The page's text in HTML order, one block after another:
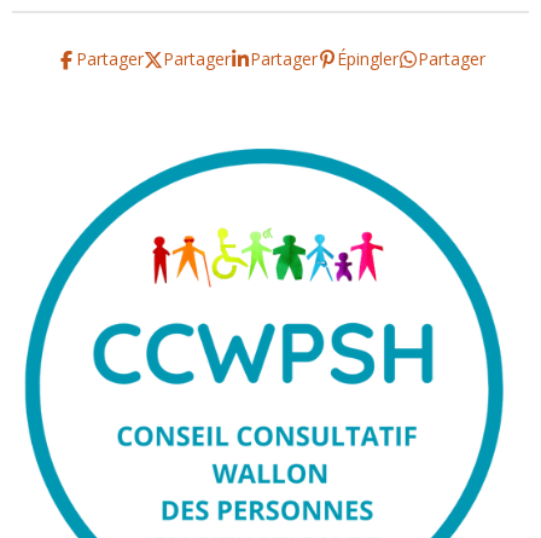
Partager Partager Partager Épingler Partager